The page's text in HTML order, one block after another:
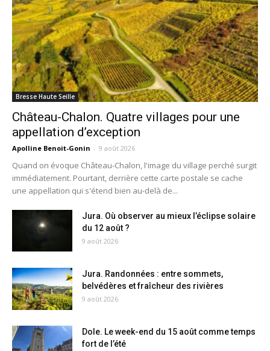
Bresse Haute Seille
Château-Chalon. Quatre villages pour une
appellation d’exception
Apolline Benoit-Gonin - 9 août 2026
Quand on évoque Château-Chalon, l'image du village perché surgit
immédiatement. Pourtant, derrière cette carte postale se cache
une appellation qui s'étend bien au-delà de...
Jura. Où observer au mieux l’éclipse solaire
du 12 août ?
9 août 2026
Jura. Randonnées : entre sommets,
belvédères et fraîcheur des rivières
9 août 2026
Dole. Le week-end du 15 août comme temps
fort de l’été